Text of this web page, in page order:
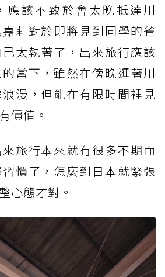
應該不致於會太晚抵達川
莉對於即將見到同學的雀
太執著了，出來旅行應該
當下，雖然在傍晚逛著川
漫，但能在有限時間裡見
價值。
旅行本來就有很多不期而
慣了，怎麼到日本就緊張
心態才對。